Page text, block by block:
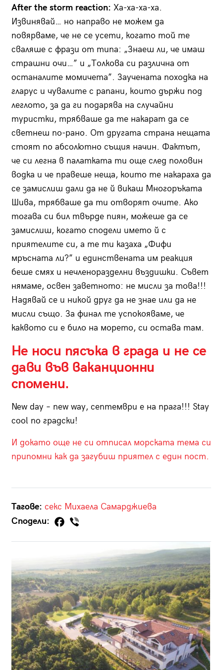
After the storm reaction: Ха-ха-ха-ха.
Извинявай… но направо не можем да
повярваме, че не се усети, когато той те
сваляше с фрази от типа: „Знаеш ли, че имаш
страшни очи…” и „Толкова си различна от
останалите момичета”. Заучената походка на
гларус и чувалите с рапани, които държи под
леглото, за да ги подарява на случайни
туристки, трябваше да те накарат да се
светнеш по-рано. От другата страна нещата
стоят по абсолютно същия начин. Фактът,
че си легна в палатката ти още след половин
водка и че правеше неща, които те накараха да
се замислиш дали да не й викаш Многоръката
Шива, трябваше да ти отворят очите. Ако
тогава си бил твърде пиян, можеше да се
замислиш, когато сподели името й с
приятелите си, а те ти казаха „Фифи
мръсната ли?” и единствената им реакция
беше смях и нечленоразделни въздишки. Съвет
нямаме, освен заветното: не мисли за това!!!
Надявай се и никой друг да не знае или да не
мисли също. За финал те успокояваме, че
каквото си е било на морето, си остава там.
Не носи пясъка в града и не се
дави във ваканционни
спомени.
New day – new way, септември е на прага!!! Stay
cool по градски!
И докато още не си отписал морската тема си
припомни как да загубиш приятел с един пост.
Тагове: секс Михаела Самарджиева
Сподели: